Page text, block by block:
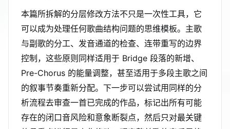
本篇所拆解的分层修改方法不只是一次性工具，它
可以成为处理任何歌曲结构问题的思维模板。主歌
与副歌的分工、发音通道的检查、连带重写的边界
控制，这些原则同样适用于 Bridge 段落的新增、
Pre-Chorus 的能量调整，甚至适用于多段主歌之间
的叙事节奏重新分配。下一步可以尝试用同样的分
析流程去审查一首已完成的作品，标记出所有可能
存在的闭口音风险和意象断裂点，然后只对最关键